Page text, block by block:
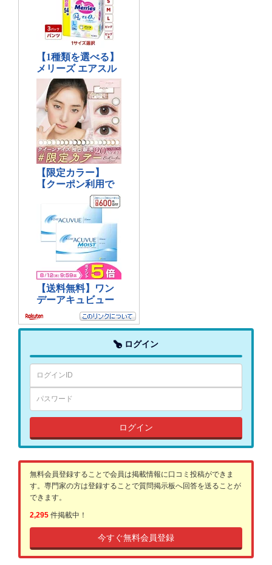
ログイン
ログイン
無料会員登録することで会員は掲載情報に口コミ投稿ができま
す。専門家の方は登録することで質問掲示板へ回答を送ることが
できます。
2,295 件掲載中！
今すぐ無料会員登録